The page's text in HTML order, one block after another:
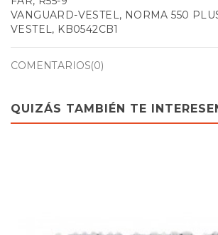
VANGUARD-VESTEL, NORMA 550
VESTEL, KB0542CB1
COMENTARIOS(0)
QUIZÁS TAMBIÉN TE